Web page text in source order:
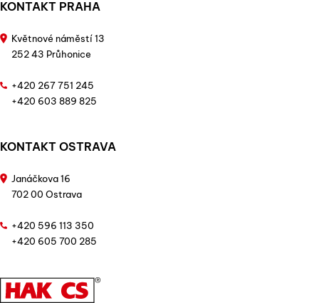
KONTAKT PRAHA
Květnové náměstí 13
252 43 Průhonice
+420 267 751 245
+420 603 889 825
KONTAKT OSTRAVA
Janáčkova 16
702 00 Ostrava
+420 596 113 350
+420 605 700 285